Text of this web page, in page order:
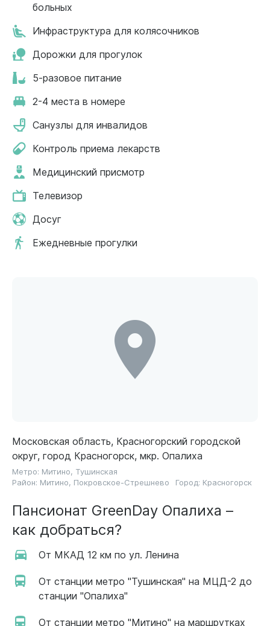
больных
Инфраструктура для колясочников
Дорожки для прогулок
5-разовое питание
2-4 места в номере
Санузлы для инвалидов
Контроль приема лекарств
Медицинский присмотр
Телевизор
Досуг
Ежедневные прогулки
Московская область, Красногорский городской
округ, город Красногорск, мкр. Опалиха
Метро: Митино, Тушинская
Район: Митино, Покровское-Стрешнево Город: Красногорск
Пансионат GreenDay Опалиха –
как добраться?
От МКАД 12 км по ул. Ленина
От станции метро "Тушинская" на МЦД-2 до
станции "Опалиха"
От станции метро "Митино" на маршрутках